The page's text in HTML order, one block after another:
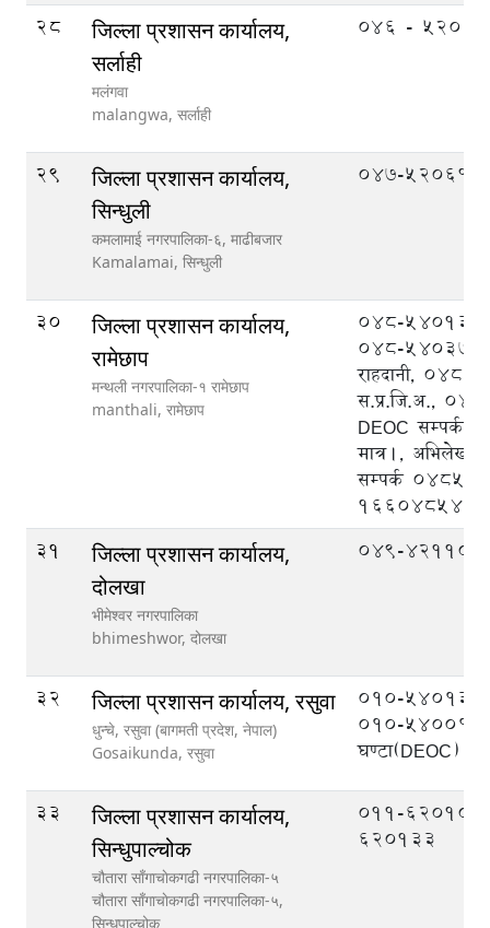
28
जिल्ला प्रशासन कार्यालय,
सर्लाही
मलंगवा
malangwa, सर्लाही
०४६ -
29
जिल्ला प्रशासन कार्यालय,
सिन्धुली
कमलामाई नगरपालिका-६, माढीबजार
Kamalamai, सिन्धुली
047-520610
30
जिल्ला प्रशासन कार्यालय,
रामेछाप
मन्थली नगरपालिका-१ रामेछाप
manthali, रामेछाप
048-540133
048-540370
राहदानी,
स.प्र.जि.अ.,
DEOC सम्पर्कका
मात्र।,
सम्पर्क
31
जिल्ला प्रशासन कार्यालय,
दोलखा
भीमेश्वर नगरपालिका
bhimeshwor, दोलखा
049-421104
32 जिल्ला प्रशासन कार्यालय, रसुवा
धुन्चे, रसुवा (बागमती प्रदेश, नेपाल)
Gosaikunda, रसुवा
०१०-५४०१३१
०१०-
घण्टा(DEOC)
33
जिल्ला प्रशासन कार्यालय,
सिन्धुपाल्चोक
चौतारा साँगाचाेकगढी नगरपालिका-५
चौतारा साँगाचाेकगढी नगरपालिका-५,
सिन्धुपाल्चोक
011-
620133